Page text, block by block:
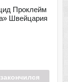
Проклейм
Швейцария